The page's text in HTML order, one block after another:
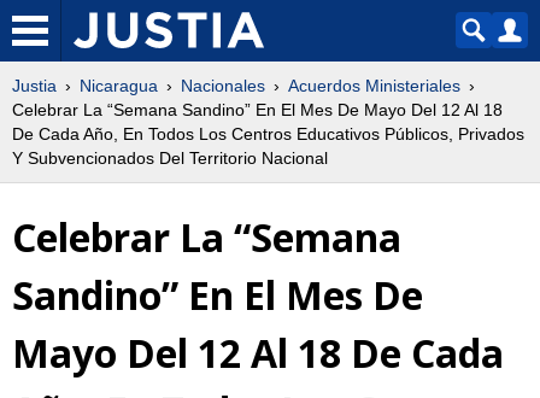
Justia Nicaragua Nacionales
Acuerdos Ministeriales
Celebrar La “Semana Sandino” En El Mes De Mayo Del 12 Al 18
De Cada Año, En Todos Los Centros Educativos Públicos, Privados
Y Subvencionados Del Territorio Nacional
Celebrar La “Semana
Sandino” En El Mes De
Mayo Del 12 Al 18 De Cada